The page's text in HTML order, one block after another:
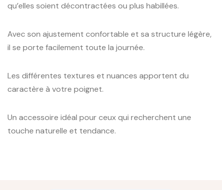
qu’elles soient décontractées ou plus habillées.
Avec son ajustement confortable et sa structure légère,
il se porte facilement toute la journée.
Les différentes textures et nuances apportent du
caractère à votre poignet.
Un accessoire idéal pour ceux qui recherchent une
touche naturelle et tendance.